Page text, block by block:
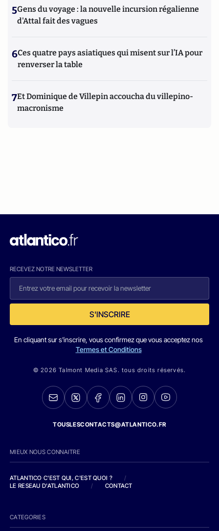
5Gens du voyage : la nouvelle incursion régalienne
d'Attal fait des vagues
6Ces quatre pays asiatiques qui misent sur l’IA pour
renverser la table
7Et Dominique de Villepin accoucha du villepino-
macronisme
RECEVEZ NOTRE NEWSLETTER
S'INSCRIRE
En cliquant sur s'inscrire, vous confirmez que vous acceptez nos
Termes et Conditions
© 2026 Talmont Media SAS. tous droits réservés.
TOUSLESCONTACTS@ATLANTICO.FR
MIEUX NOUS CONNAITRE
ATLANTICO C'EST QUI, C'EST QUOI ?
/
LE RESEAU D'ATLANTICO
/ CONTACT
CATEGORIES